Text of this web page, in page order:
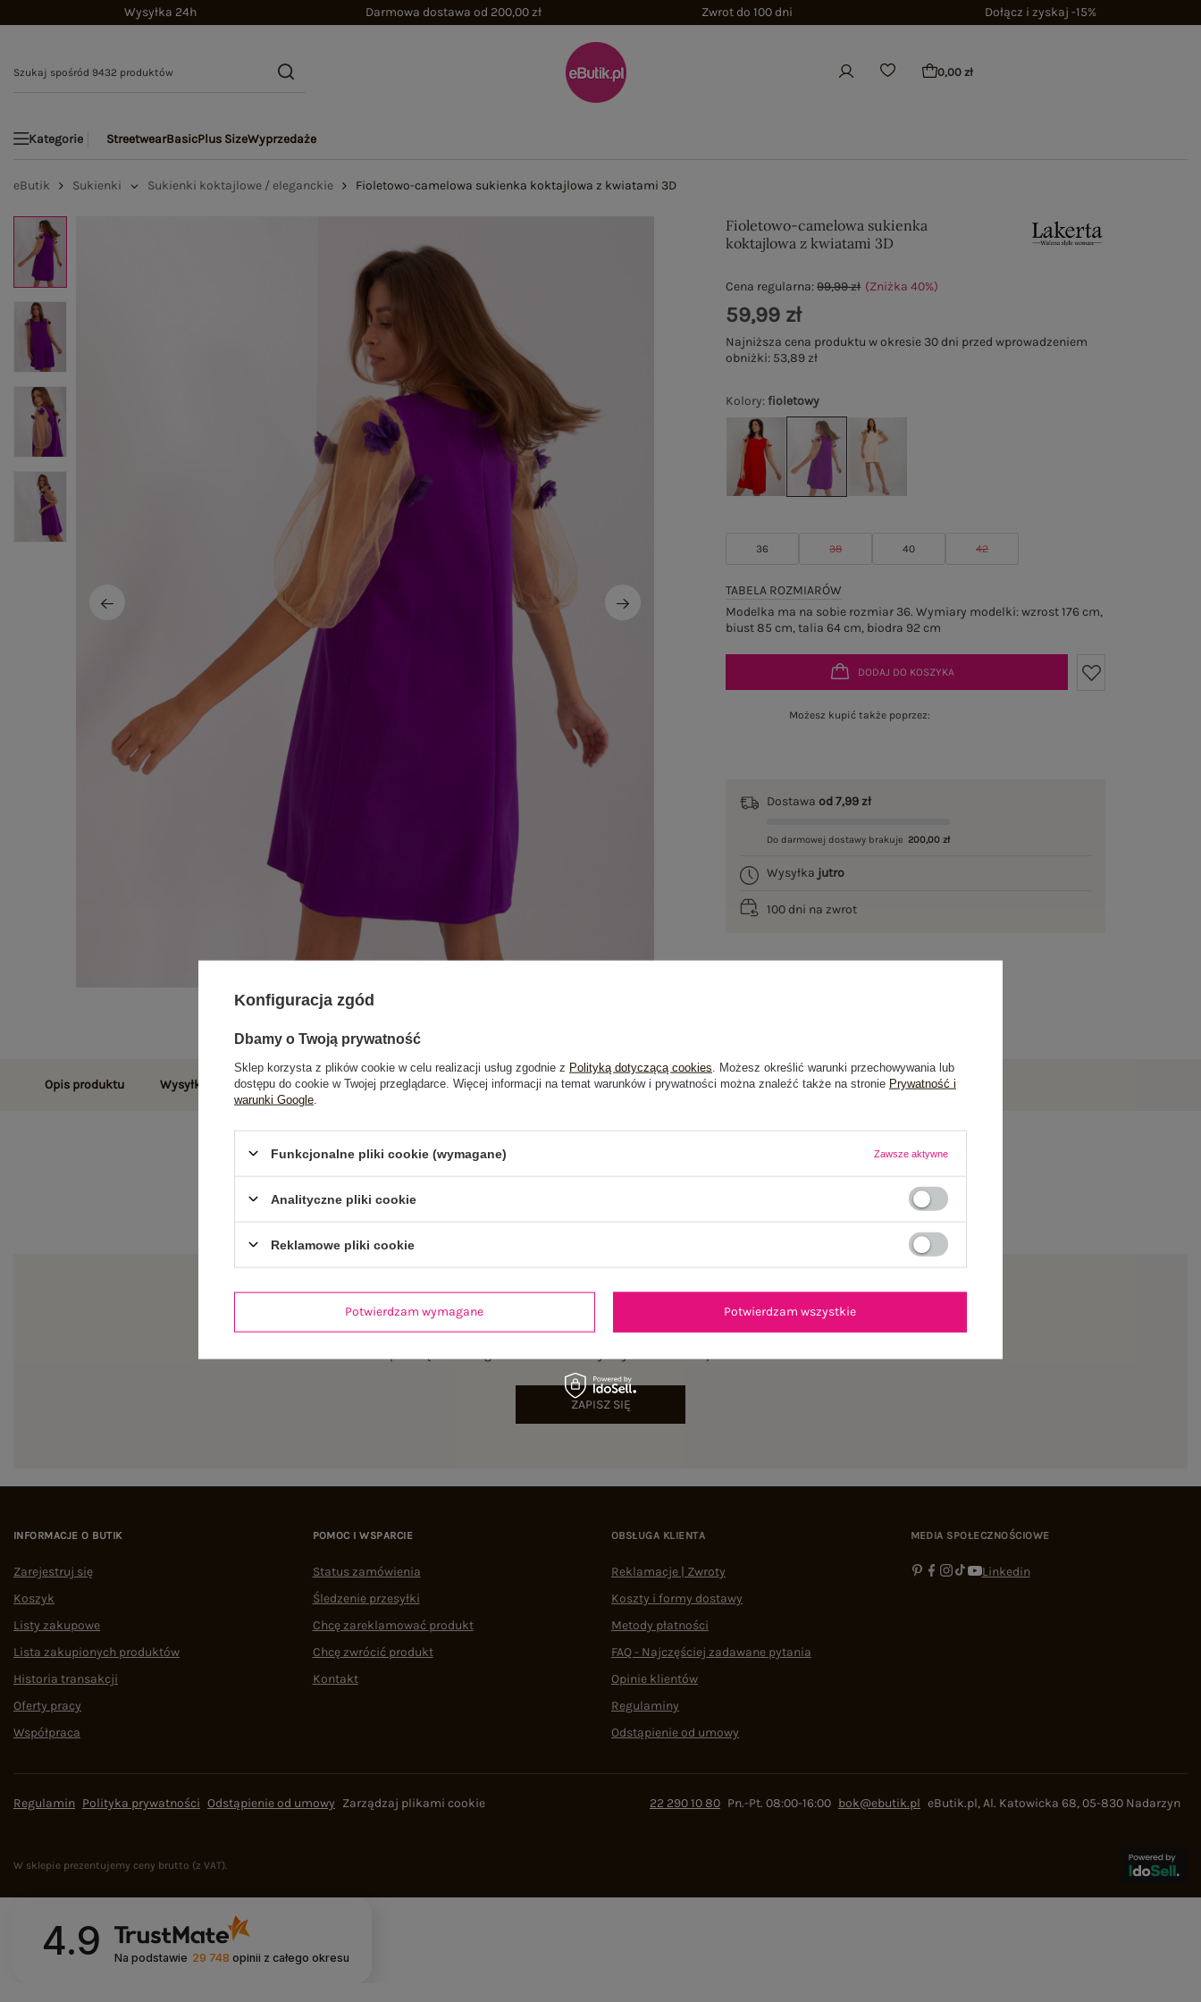
Wysyłka 24h Darmowa dostawa od 200,00 zł Zwrot do 100 dni Dołącz i zyskaj -15%
0,00 zł
Kategorie StreetwearBasicPlus SizeWyprzedaże
eButik Sukienki Sukienki koktajlowe / eleganckie Fioletowo-camelowa sukienka koktajlowa z kwiatami 3D
Fioletowo-camelowa sukienka
koktajlowa z kwiatami 3D
Kolory:fioletowy
36 38 40 42
TABELA ROZMIARÓW
Modelka ma na sobie rozmiar 36. Wymiary modelki: wzrost 176 cm,
biust 85 cm, talia 64 cm, biodra 92 cm
Cena regularna:99,99 zł (Zniżka40%)
59,99 zł
Najniższa cena produktu w okresie 30 dni przed wprowadzeniem
obniżki: 53,89 zł
DODAJ DO KOSZYKA
Możesz kupić także poprzez:
Dostawaod 7,99 zł
Do darmowej dostawy brakuje 200,00 zł
Wysyłka jutro
100 dni na zwrot
Opis produktu Wysyłka i dostawa Zwroty i reklamacje Opinie o produkcie(0)
ZAPISZ SIĘ
INFORMACJE O BUTIK
Zarejestruj się
Koszyk
Listy zakupowe
Lista zakupionych produktów
Historia transakcji
Oferty pracy
Współpraca
POMOC I WSPARCIE
Status zamówienia
Śledzenie przesyłki
Chcę zareklamować produkt
Chcę zwrócić produkt
Kontakt
OBSŁUGA KLIENTA
Reklamacje | Zwroty
Koszty i formy dostawy
Metody płatności
FAQ - Najczęściej zadawane pytania
Opinie klientów
Regulaminy
Odstąpienie od umowy
MEDIA SPOŁECZNOŚCIOWE
Linkedin
Regulamin Polityka prywatności Odstąpienie od umowy Zarządzaj plikami cookie 22 290 10 80 Pn.-Pt. 08:00-16:00 bok@ebutik.pl eButik.pl,Al. Katowicka 68,05-830 Nadarzyn
W sklepie prezentujemy ceny brutto (z VAT).
4.9 Na podstawie 29 748 opinii z całego okresu
Konfiguracja zgód
Dbamy o Twoją prywatność
Sklep korzysta z plików cookie w celu realizacji usług zgodnie z Polityką dotyczącą cookies . Możesz określić warunki przechowywania lub
dostępu do cookie w Twojej przeglądarce. Więcej informacji na temat warunków i prywatności można znaleźć także na stronie Prywatność i
warunki Google
Funkcjonalne pliki cookie (wymagane) Zawsze aktywne
Analityczne pliki cookie
Reklamowe pliki cookie
Potwierdzam wymagane Potwierdzam wszystkie